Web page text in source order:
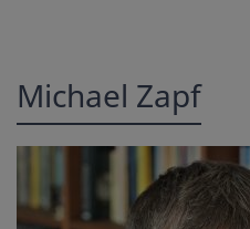
Michael Zapf